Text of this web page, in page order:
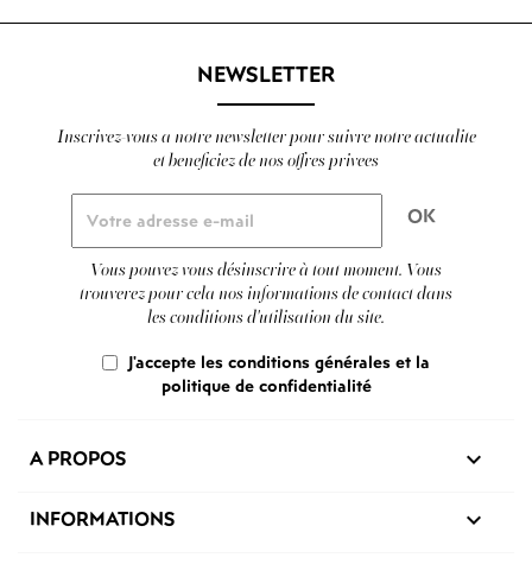
NEWSLETTER
Inscrivez-vous a notre newsletter pour suivre notre actualite
et beneficiez de nos offres privees
Vous pouvez vous désinscrire à tout moment. Vous
trouverez pour cela nos informations de contact dans
les conditions d'utilisation du site.
J'accepte les conditions générales et la
politique de confidentialité
A PROPOS 
INFORMATIONS 